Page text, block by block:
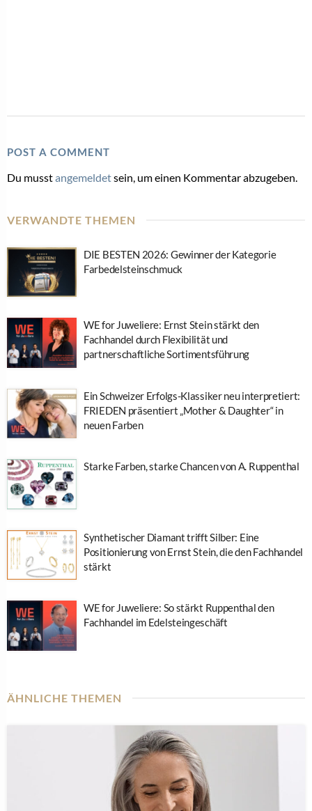
POST A COMMENT
Du musstangemeldetsein, um einen Kommentar abzugeben.
VERWANDTE THEMEN
DIE BESTEN 2026: Gewinner der Kategorie
Farbedelsteinschmuck
WE for Juweliere: Ernst Stein stärkt den
Fachhandel durch Flexibilität und
partnerschaftliche Sortimentsführung
Ein Schweizer Erfolgs-Klassiker neu interpretiert:
FRIEDEN präsentiert „Mother & Daughter“ in
neuen Farben
Starke Farben, starke Chancen von A. Ruppenthal
Synthetischer Diamant trifft Silber: Eine
Positionierung von Ernst Stein, die den Fachhandel
stärkt
WE for Juweliere: So stärkt Ruppenthal den
Fachhandel im Edelsteingeschäft
ÄHNLICHE THEMEN